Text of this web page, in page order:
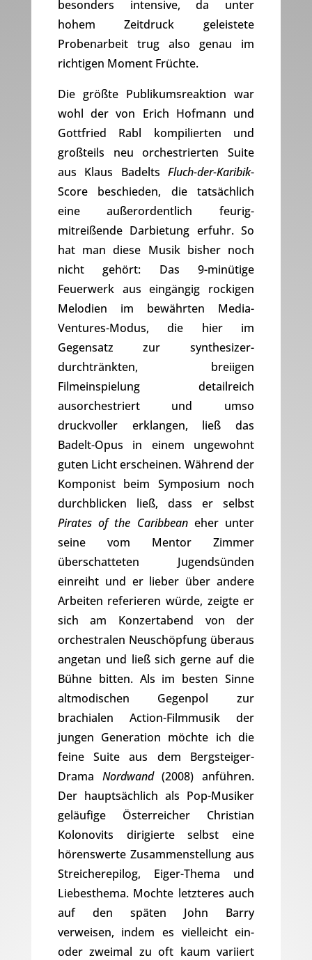
besonders intensive, da unter
hohem Zeitdruck geleistete
Probenarbeit trug also genau im
richtigen Moment Früchte.
Die größte Publikumsreaktion war
wohl der von Erich Hofmann und
Gottfried Rabl kompilierten und
großteils neu orchestrierten Suite
aus Klaus BadeltsFluch-der-Karibik-
Score beschieden, die tatsächlich
eine außerordentlich feurig-
mitreißende Darbietung erfuhr. So
hat man diese Musik bisher noch
nicht gehört: Das 9-minütige
Feuerwerk aus eingängig rockigen
Melodien im bewährten Media-
Ventures-Modus, die hier im
Gegensatz zur synthesizer-
durchtränkten, breiigen
Filmeinspielung detailreich
ausorchestriert und umso
druckvoller erklangen, ließ das
Badelt-Opus in einem ungewohnt
guten Licht erscheinen. Während der
Komponist beim Symposium noch
durchblicken ließ, dass er selbst
Pirates of the Caribbeaneher unter
seine vom Mentor Zimmer
überschatteten Jugendsünden
einreiht und er lieber über andere
Arbeiten referieren würde, zeigte er
sich am Konzertabend von der
orchestralen Neuschöpfung überaus
angetan und ließ sich gerne auf die
Bühne bitten. Als im besten Sinne
altmodischen Gegenpol zur
brachialen Action-Filmmusik der
jungen Generation möchte ich die
feine Suite aus dem Bergsteiger-
Drama Nordwand(2008) anführen.
Der hauptsächlich als Pop-Musiker
geläufige Österreicher Christian
Kolonovits dirigierte selbst eine
hörenswerte Zusammenstellung aus
Streicherepilog, Eiger-Thema und
Liebesthema. Mochte letzteres auch
auf den späten John Barry
verweisen, indem es vielleicht ein-
oder zweimal zu oft kaum variiert